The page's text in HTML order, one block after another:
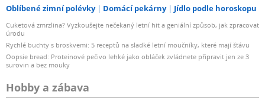
Oblíbené zimní polévky Domácí pekárny Jídlo podle horoskopu
Cuketová zmrzlina? Vyzkoušejte nečekaný letní hit a geniální způsob, jak zpracovat
úrodu
Rychlé buchty s broskvemi: 5 receptů na sladké letní moučníky, které mají šťávu
Oopsie bread: Proteinové pečivo lehké jako obláček zvládnete připravit jen ze 3
surovin a bez mouky
Hobby a zábava